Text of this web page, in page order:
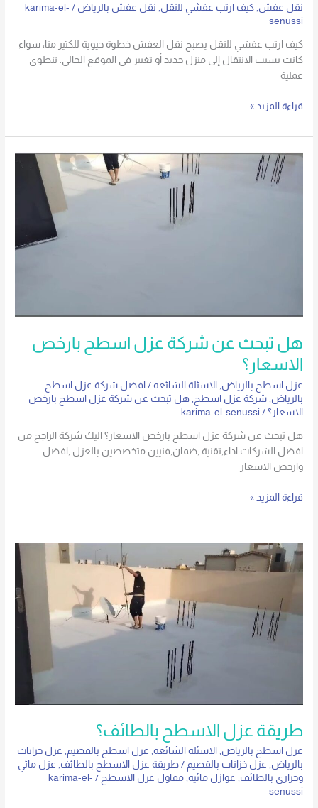
نقل عفش ,كيف ارتب عفشي للنقل نقل عفش بالرياض /
karima-el-
senussi
كيف ارتب عفشي للنقل يصبح نقل العفش خطوة حيوية للكثير منا، سواء
كانت بسبب الانتقال إلى منزل جديد أو تغيير في الموقع الحالي. تنطوي
عملية
قراءة المزيد »
هل تبحث عن شركة عزل اسطح بارخص
الاسعار؟
عزل اسطح بالرياض ,الاسئلة الشائعه /افضل شركة عزل اسطح
بالرياض ,شركة عزل اسطح ,هل تبحث عن شركة عزل اسطح بارخص
الاسعار؟ /
karima-el-senussi
هل تبحث عن شركة عزل اسطح بارخص الاسعار؟ اليك شركة الراجح من
افضل الشركات اداء,تقنية ,ضمان,فنيين متخصصين بالعزل ,افضل
وارخص الاسعار
هل
قراءة المزيد »
طريقة عزل الاسطح بالطائف؟
عزل اسطح بالرياض, الاسئلة الشائعه, عزل اسطح بالقصيم, عزل خزانات
بالرياض, عزل خزانات بالقصيم /طريقة عزل الاسطح بالطائف, عزل مائي
وحراري بالطائف, عوازل مائية,مقاول عزل الاسطح /
karima-el-
senussi
طريقة
عزل
بالطائف؟